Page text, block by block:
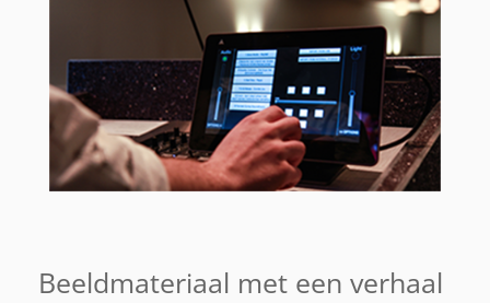
Beeldmateriaal met een verhaal